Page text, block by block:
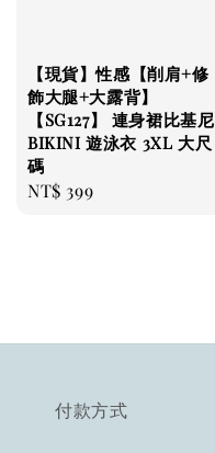
【現貨】性感【削肩+修
飾大腿+大露背】
【SG127】 連身裙比基尼
BIKINI 遊泳衣 3XL 大尺
碼
Regular
NT$ 399
付款方式